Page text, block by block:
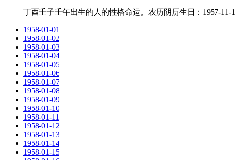
丁酉壬子壬午出生的人的性格命运。农历阴历生日：1957-11-
1958-01-01
1958-01-02
1958-01-03
1958-01-04
1958-01-05
1958-01-06
1958-01-07
1958-01-08
1958-01-09
1958-01-10
1958-01-11
1958-01-12
1958-01-13
1958-01-14
1958-01-15